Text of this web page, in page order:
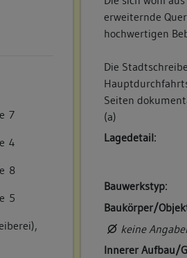
7
4
8
5
erweiternde
hochwertigen
Die
Seiten
(a)
Lagedetail:
Bauwerkstyp:
Baukörper/
keine
Innerer Aufbau/